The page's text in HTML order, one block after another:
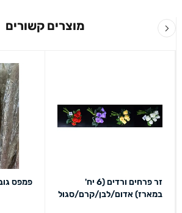
מוצרים קשורים
זר פרחים ורדים (6 יח'
במארז) אדום/לבן/קרם/סגול
פמפס גובה